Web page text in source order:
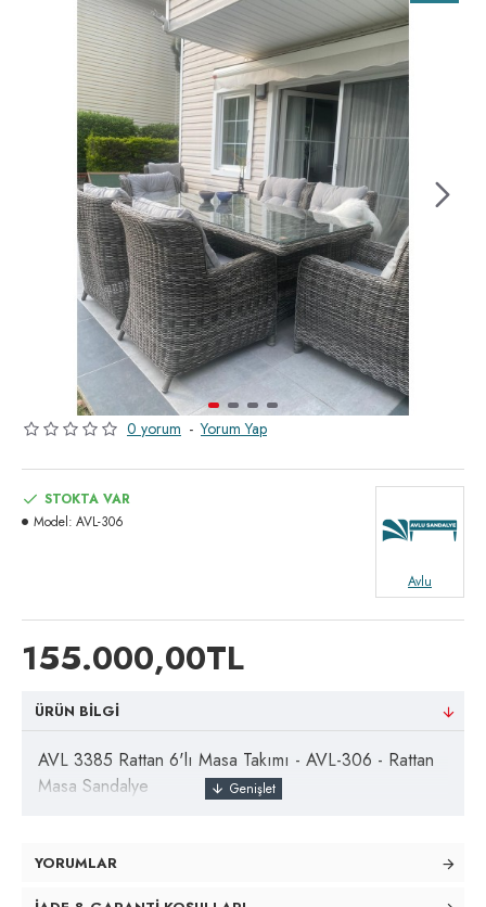
0 yorum - Yorum Yap
155.000,00TL
STOKTA VAR
Model: AVL-306
Avlu
ÜRÜN BILGI
AVL 3385 Rattan 6'lı Masa Takımı - AVL-306 - Rattan
Masa Sandalye
YORUMLAR